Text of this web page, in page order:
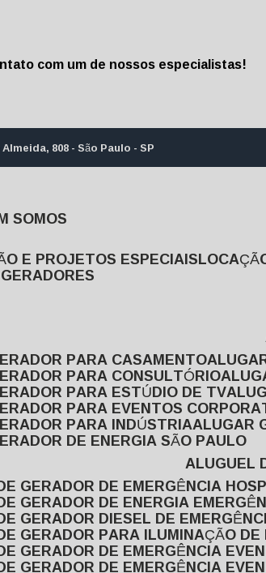
com um de nossos especialistas!
808 - São Paulo - SP
SOMOS
E PROJETOS ESPECIAIS
PARA CASAMENTO
PARA CONSULTÓRIO
PARA ESTÚDIO DE TV
PARA EVENTOS
PARA INDÚSTRIA
DE ENERGIA SÃO PAULO
GERADOR DE EMERGÊNCIA
GERADOR DE ENERGIA
GERADOR DIESEL DE
GERADOR PARA ILUMINAÇÃO
GERADOR DE EMERGÊNCIA
GERADOR DE EMERGÊNCIA